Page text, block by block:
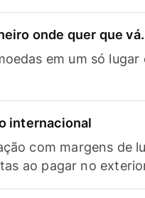
onde quer que vá.
em um só
internacional
com margens de
ao pagar no